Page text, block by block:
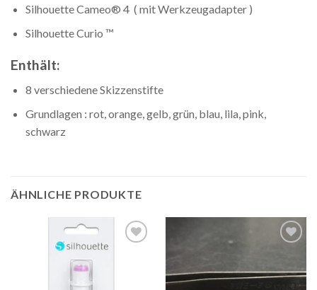
Silhouette Cameo® 4 ( mit Werkzeugadapter )
Silhouette Curio ™
Enthält:
8 verschiedene Skizzenstifte
Grundlagen : rot, orange, gelb, grün, blau, lila, pink,
schwarz
ÄHNLICHE PRODUKTE
Auf die